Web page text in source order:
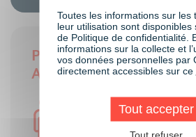
Pré-requis du métier de :
Artistique web
Toutes les informations sur les
leur utilisation sont disponibles
de Politique de confidentialité.
informations sur la collecte et
vos données personnelles par
directement accessibles sur ce
Tout accepter
Tout refuser